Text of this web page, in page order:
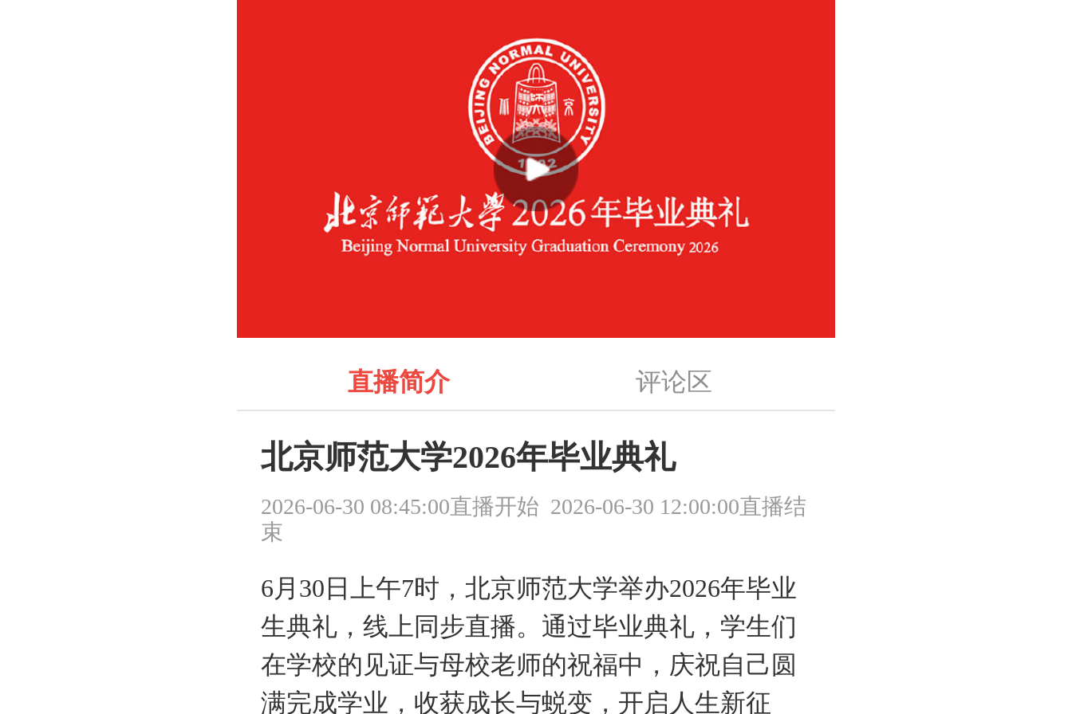
直播简介 评论区
北京师范大学2026年毕业典礼
2026-06-30 08:45:00直播开始 2026-06-30 12:00:00直播结
束
6月30日上午7时，北京师范大学举办2026年毕业
生典礼，线上同步直播。通过毕业典礼，学生们
在学校的见证与母校老师的祝福中，庆祝自己圆
满完成学业，收获成长与蜕变，开启人生新征